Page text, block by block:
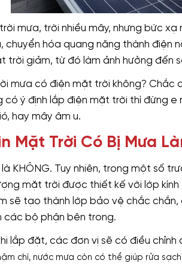
mưa, trời nhiều mây, nhưng bức
chuyển hóa quang năng thành điện
trời giảm, từ đó làm ảnh hưởng đến
mưa có điện mặt trời không?
có ý định lắp điện mặt trời thì đừng
hay mây âm u.
Mặt Trời Có Bị Mưa
KHÔNG. Tuy nhiên, trong một số
mặt trời được thiết kế với lớp
sẽ tạo thành lớp bảo vệ chắc
các bộ phận bên trong.
lắp đặt, các đơn vị sẽ có điều
chí, nước mưa còn có thể giúp rửa